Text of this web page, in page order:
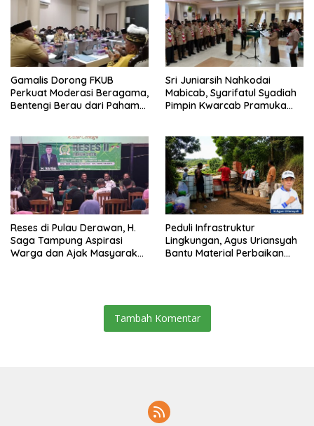
Gamalis Dorong FKUB
Perkuat Moderasi Beragama,
Bentengi Berau dari Paham
Sri Juniarsih Nahkodai
Mabicab, Syarifatul Syadiah
Pimpin Kwarcab Pramuka
Reses di Pulau Derawan, H.
Saga Tampung Aspirasi
Warga dan Ajak Masyarakat
Peduli Infrastruktur
Lingkungan, Agus Uriansyah
Bantu Material Perbaikan
Tambah Komentar